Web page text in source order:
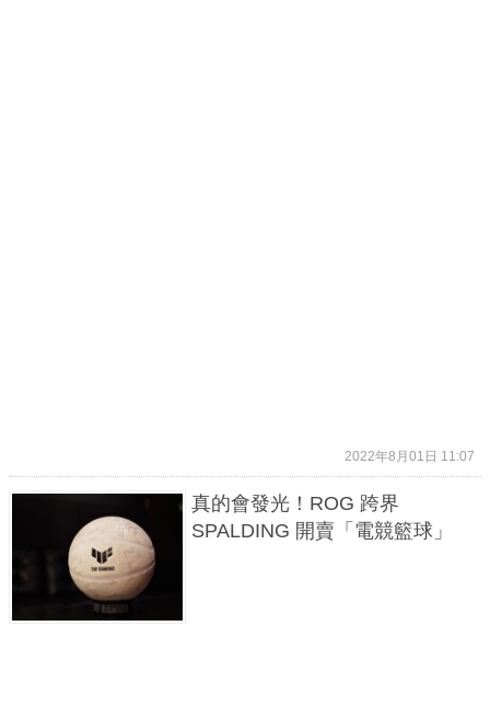
2022年8月01日 11:07
真的會發光！ROG 跨界
SPALDING 開賣「電競籃球」